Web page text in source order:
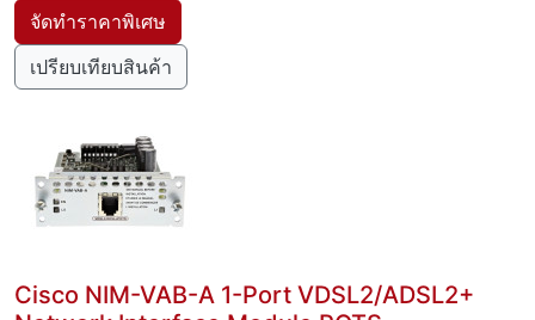
เปรียบเทียบสินค้า
Cisco NIM-VAB-A 1-Port VDSL2/ADSL2+